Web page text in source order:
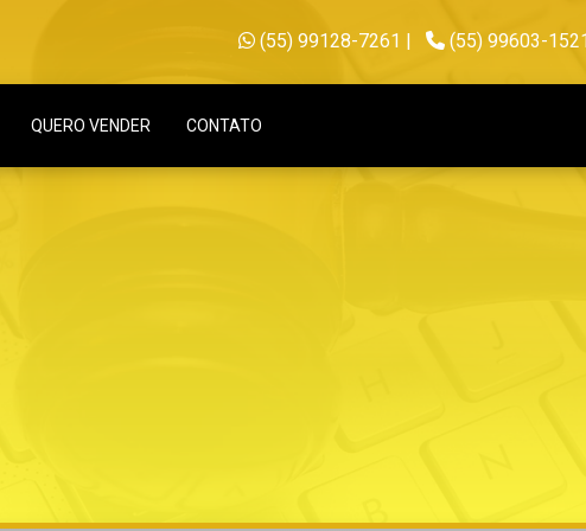
(55) 99128-7261 | (55) 99603-
QUERO VENDER CONTATO